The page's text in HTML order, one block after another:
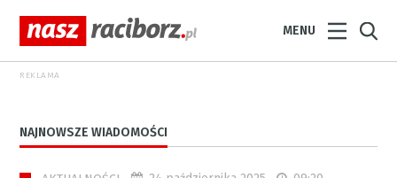
MENU
REKLAMA
NAJNOWSZE WIADOMOŚCI